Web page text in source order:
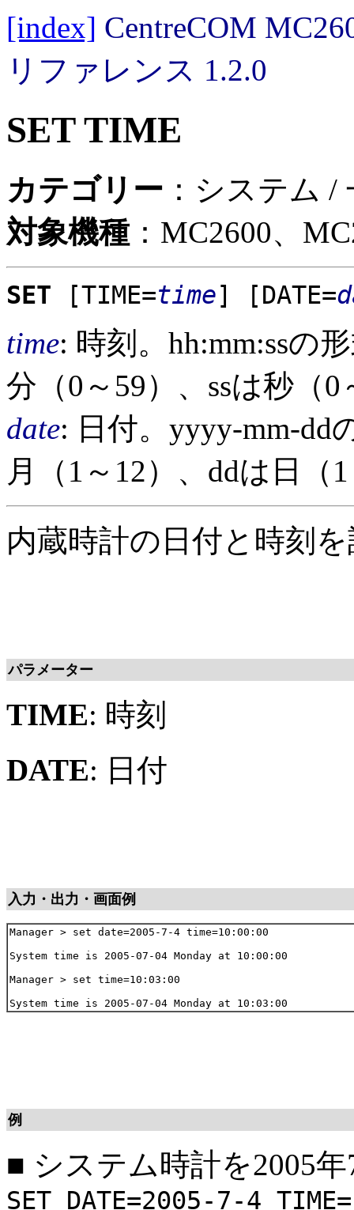
[index] CentreCOM
リファレンス 1.2.0
SET TIME
カテゴリー ：システム
対象機種 ：MC2600、
SET [TIME=time] [DATE=
time: 時刻。hh:mm:ssの
分（0～59）、ssは秒（0
date: 日付。yyyy-mm-dd
月（1～12）、ddは日（
内蔵時計の日付と時刻
パラメーター
TIME: 時刻
DATE: 日付
入力・出力・画面例
Manager > set date=2005-7-4 time=10:00:00
System time is 2005-07-04 Monday at 10:00:00
Manager > set time=10:03:00
例
■ システム時計を2005
SET DATE=2005-7-4